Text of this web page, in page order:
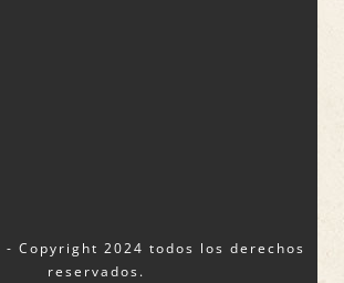
- Copyright 2024 todos los derechos
reservados.